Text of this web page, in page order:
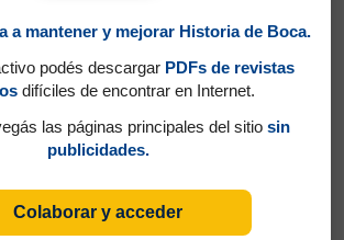
a mantener y mejorar Historia de Boca.
podés descargar PDFs de revistas
difíciles de encontrar en Internet.
las páginas principales del sitio sin
publicidades.
Colaborar y acceder